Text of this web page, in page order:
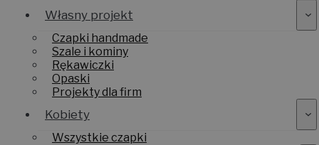
Własny projekt
Czapki handmade
Szale i kominy
Rękawiczki
Opaski
Projekty dla firm
Kobiety
Wszystkie czapki